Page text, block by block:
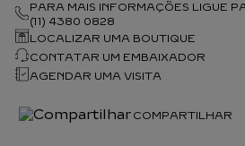
PARA MAIS INFORMAÇÕES LIGUE
(11) 4380 0828
LOCALIZAR UMA BOUTIQUE
CONTATAR UM EMBAIXADOR
AGENDAR UMA VISITA
COMPARTILHAR